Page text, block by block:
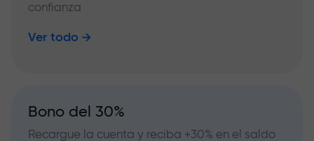
confianza
Ver todo
Bono del 30%
Recargue la cuenta y reciba +30% en el saldo